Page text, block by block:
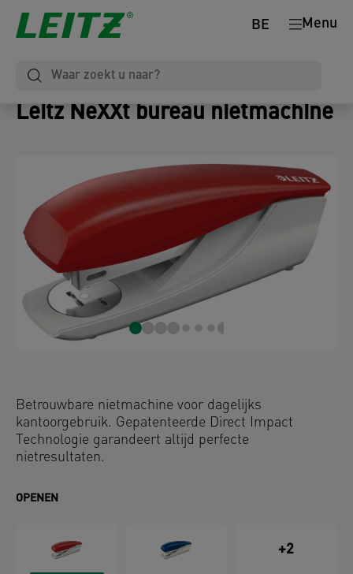
Menu
BE
Leitz NeXXt bureau nietmachine
Betrouwbare nietmachine voor dagelijks
kantoorgebruik. Gepatenteerde Direct Impact
Technologie garandeert altijd perfecte
nietresultaten.
OPENEN
+2